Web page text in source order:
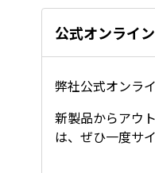
公式オンライ
弊社公式オンラ
新製品からアウ
は、ぜひ一度サ